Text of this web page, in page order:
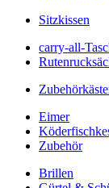
Sitzkissen
carry-all-
Eimer
Zubehör
Brillen